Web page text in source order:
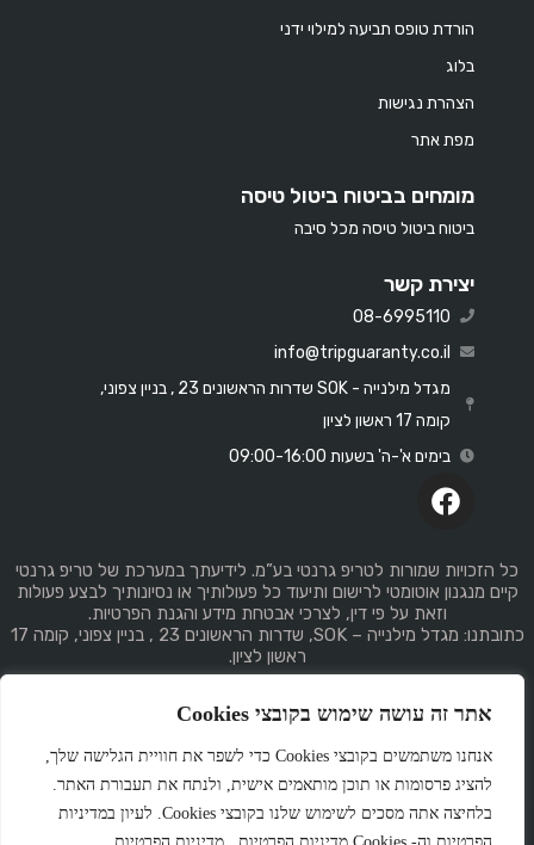
אתר זה עושה שימוש בקובצי Cookies
אנחנו משתמשים בקובצי Cookies כדי לשפר את חוויית הגלישה שלך,
להציג פרסומות או תוכן מותאמים אישית, ולנתח את תעבורת האתר.
בלחיצה אתה מסכים לשימוש שלנו בקובצי Cookies. לעיון במדיניות
הורדת טופס תביעה למילוי ידני
בלוג
הצהרת נגישות
מפת אתר
מומחים בביטוח ביטול טיסה
ביטוח ביטול טיסה מכל סיבה
יצירת קשר
08-6995110
info@tripguaranty.co.il
מגדל מילנייה - SOK שדרות הראשונים 23 , בניין צפוני,
קומה 17 ראשון לציון
בימים א'-ה' בשעות 09:00-16:00
כל הזכויות שמורות לטריפ גרנטי בע”מ. לידיעתך במערכת של טריפ גרנטי
קיים מנגנון אוטומטי לרישום ותיעוד כל פעולותיך או נסיונותיך לבצע פעולות
וזאת על פי דין, לצרכי אבטחת מידע והגנת הפרטיות.
כתובתנו: מגדל מילנייה – SOK, שדרות הראשונים 23 , בניין צפוני, קומה 17
ראשון לציון.
Madeby GemPlan